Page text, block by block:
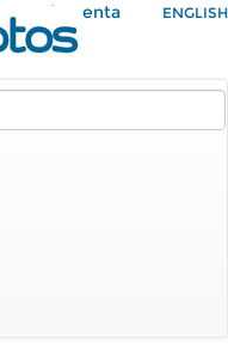
Mi Cuenta ENGLISH